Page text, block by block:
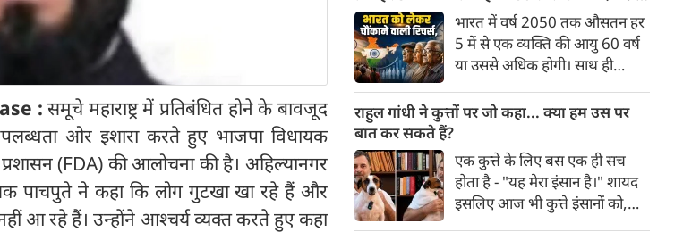
:समूचे महाराष्ट्र में प्रतिबंधित होने के बावजूद
ओर इशारा करते हुए भाजपा विधायक
प्रशासन (FDA) की आलोचना की है। अहिल्यानगर
पाचपुते ने कहा कि लोग गुटखा खा रहे हैं और
आ रहे हैं। उन्होंने आश्चर्य व्यक्त करते हुए कहा
का
भारत में वर्ष 2050 तक औसतन हर
5 में से एक व्यक्ति की आयु 60 वर्ष
या उससे अधिक होगी। साथ ही
भारत में रहेंगे। ‘ट्रांसफॉर्म रूरल
अनुसार भारत विकसित देशों के
विपरीत समृद्ध बनने से पहले ही वृद्ध
होती आबादी वाले देश की श्रेणी में
पहुंच रहा है।
राहुल गांधी ने कुत्तों पर जो कहा... क्या हम उस पर
बात कर सकते हैं?
एक कुत्ते के लिए बस एक ही सच
होता है - "यह मेरा इंसान है।" शायद
इसलिए आज भी कुत्ते इंसानों को,